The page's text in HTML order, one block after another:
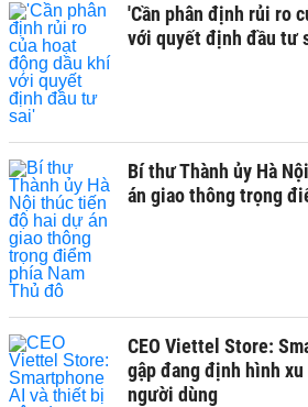
'Cần phân định rủi ro
với quyết định đầu tư
Bí thư Thành ủy Hà
án giao thông trọng
CEO Viettel Store:
gập đang định hình
người dùng